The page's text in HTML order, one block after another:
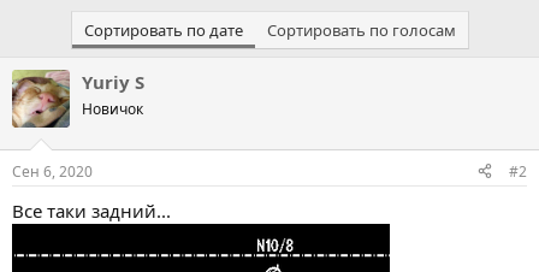
Сортировать по дате Сортировать по голосам
Yuriy S
Новичок
Сен 6, 2020 #2
Все таки задний...